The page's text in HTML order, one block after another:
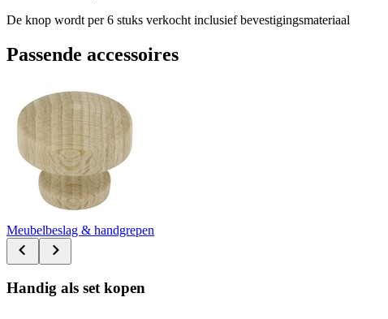
De knop wordt per 6 stuks verkocht inclusief bevestigingsmateriaal
Passende accessoires
Meubelbeslag & handgrepen
Handig als set kopen